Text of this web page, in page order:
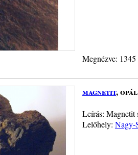
Megnézve:
magnetit, opál
Leírás: Magnetit
Lelőhely: Nagy-